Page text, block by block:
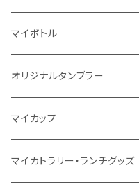
5oz
シーチング
キャンパス
8oz
10oz
デニム・デニムライク
ポリエステル
再生不織布
10oz
12oz
デニム
ポリエステル
不織布
保冷
5oz
コットン
5oz
キャンパス
ポリエステル
不織布
不織布
スウェット
タンブラー
ランチグッズ
ハンカチ
傘
フェアトレードコットン
再生ファブリック
キャンパス
デニム・デニムライク
コットン
オーガニックコットン
再生ファブリック
フェアトレードコットン
マイボトル
ステンレスサーモ
ステンレス
アルミ
オリジナルタンブラー
サーモタンブラー
ステンレス2層タンブラー
マイカップ
サーモ
マイカトラリー・ランチグッズ